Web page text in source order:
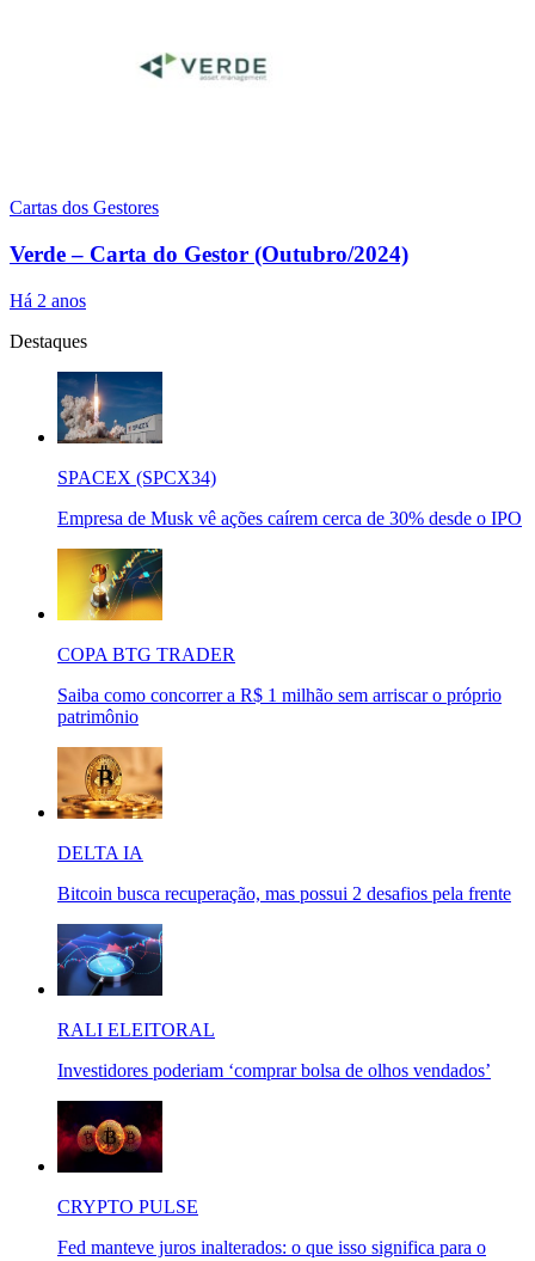
Cartas dos Gestores
Verde – Carta do Gestor (Outubro/2024)
Há 2 anos
Destaques
SPACEX (SPCX34)
Empresa de Musk vê ações caírem cerca de 30% desde o IPO
COPA BTG TRADER
Saiba como concorrer a R$ 1 milhão sem arriscar o próprio
patrimônio
DELTA IA
Bitcoin busca recuperação, mas possui 2 desafios pela frente
RALI ELEITORAL
Investidores poderiam ‘comprar bolsa de olhos vendados’
CRYPTO PULSE
Fed manteve juros inalterados: o que isso significa para o